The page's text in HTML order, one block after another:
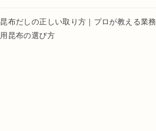
昆布だしの正しい取り方｜プロが教える業務
用昆布の選び方